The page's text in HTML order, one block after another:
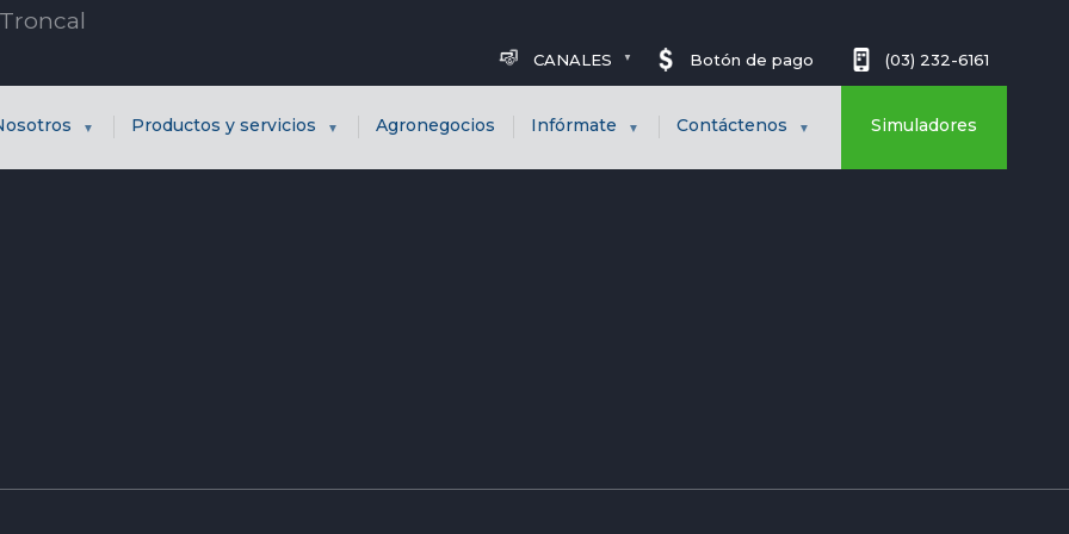
CANALES Botón de pago (03) 232-6161
Productos y servicios Agronegocios Infórmate Contáctenos Simuladores